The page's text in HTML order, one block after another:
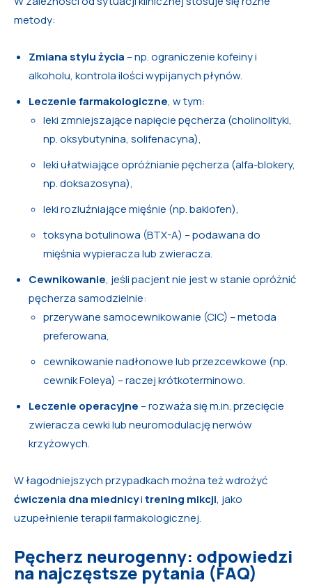
metody:
Zmiana stylu życia – np. ograniczenie kofeiny i
alkoholu, kontrola ilości wypijanych płynów.
Leczenie farmakologiczne, w tym:
leki zmniejszające napięcie pęcherza (cholinolityki,
np. oksybutynina, solifenacyna),
leki ułatwiające opróżnianie pęcherza (alfa-blokery,
np. doksazosyna),
leki rozluźniające mięśnie (np. baklofen),
toksyna botulinowa (BTX-A) – podawana do
mięśnia wypieracza lub zwieracza.
Cewnikowanie, jeśli pacjent nie jest w stanie opróżnić
pęcherza samodzielnie:
przerywane samocewnikowanie (CIC) – metoda
preferowana,
cewnikowanie nadłonowe lub przezcewkowe (np.
cewnik Foleya) – raczej krótkoterminowo.
Leczenie operacyjne – rozważa się m.in. przecięcie
zwieracza cewki lub neuromodulację nerwów
krzyżowych.
W łagodniejszych przypadkach można też wdrożyć
ćwiczenia dna miednicyitrening mikcji, jako
uzupełnienie terapii farmakologicznej.
Pęcherz neurogenny: odpowiedzi
na najczęstsze pytania (FAQ)